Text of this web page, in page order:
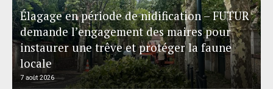
Élagage en période de nidification – FUTUR
demande l’engagement des maires pour
instaurer une trêve et protéger la faune
locale
7 août 2026